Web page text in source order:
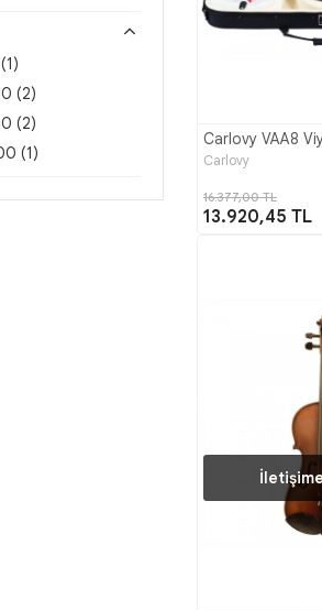
(2)
(2)
(1)
Carlovy VAA8
Carlovy
16.377,00 TL
13.920,45 TL